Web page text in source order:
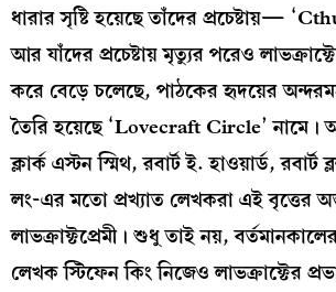
ধারার সৃষ্টি হয়েছে তাঁদের প্রচেষ্টায়—
আর যাঁদের প্রচেষ্টায় মৃত্যুর পরেও
করে বেড়ে চলেছে, পাঠকের হৃদয়ের
তৈরি হয়েছে ‘Lovecraft Circle’ নামে।
ক্লার্ক এস্টন স্মিথ, রবার্ট ই. হাওয়ার্ড, রবার্ট
লং-এর মতো প্রখ্যাত লেখকরা এই বৃত্তের
লাভক্রাফ্টপ্রেমী। শুধু তাই নয়,
লেখক স্টিফেন কিং নিজেও লাভক্রাফ্টের